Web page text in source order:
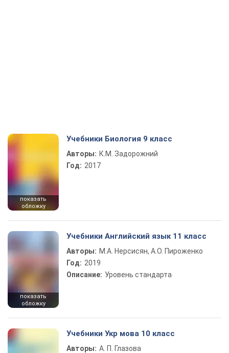
показать
обложку
Учебники Биология 9 класс
Авторы: К.М. Задорожний
Год: 2017
показать
обложку
Учебники Английский язык 11 класс
Авторы: М.А. Нерсисян, А.О. Пироженко
Год: 2019
Описание: Уровень стандарта
Учебники Укр мова 10 класс
Авторы: А. П. Глазова